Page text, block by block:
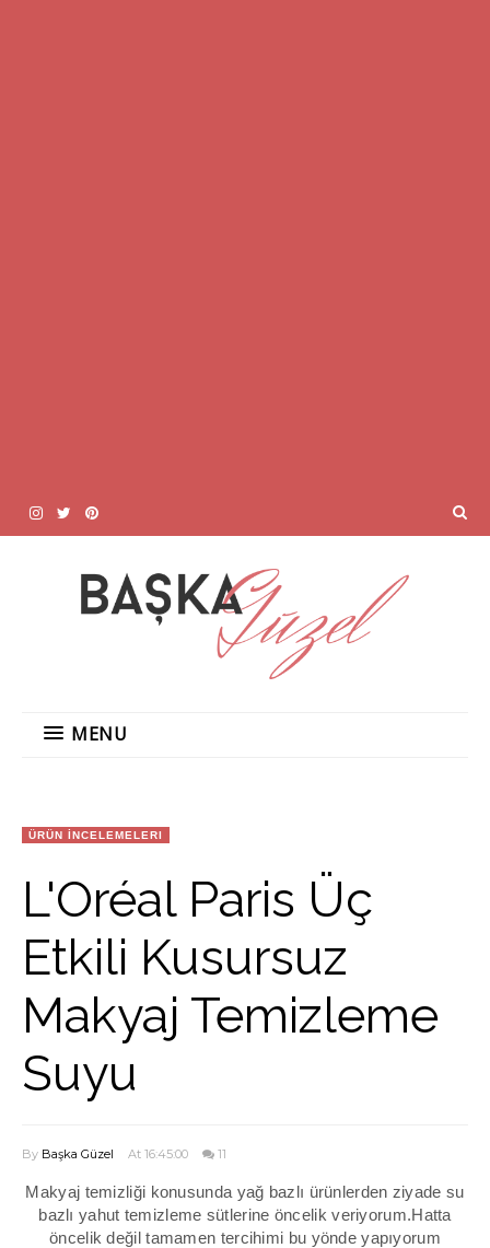
MENU
ÜRÜN İNCELEMELERI
L'Oréal Paris Üç
Etkili Kusursuz
Makyaj Temizleme
Suyu
By Başka Güzel At 16:45:00 11
Makyaj temizliği konusunda yağ bazlı ürünlerden ziyade su
bazlı yahut temizleme sütlerine öncelik veriyorum.Hatta
öncelik değil tamamen tercihimi bu yönde yapıyorum